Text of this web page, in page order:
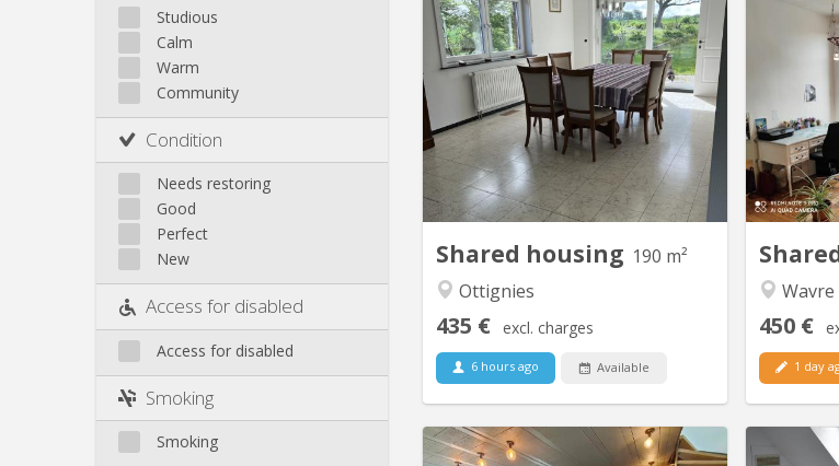
Walhain
Wavre
Other
Studious
Calm
Warm
Community
Condition
Needs restoring
Good
Perfect
New
Access for disabled
Access for disabled
Smoking
Smoking
Shared housing 190 m²
Ottignies
435 € excl. charges
6 hours ago Available
KV 2122
Premium 200 m² shared apartment in
Vieusart • 200 m² of bright, fully
equipped space • Large south-facing
garden + terrace • 3 spacious 18 m²
bedrooms • Quiet neighborhood near
Louvain-la-Neuve • Parking spaces in
front of the house 3 Rooms available
18M2 Each room is furnished, bright
Wavre
450 €
1 day
2 nice
the day
ground
room
30/08/
KV 1961